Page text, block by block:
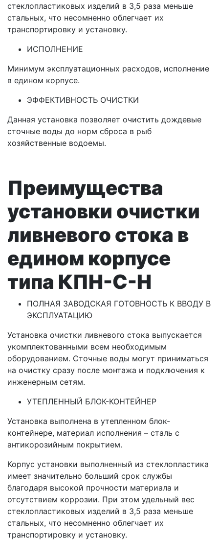
стеклопластиковых изделий в 3,5 раза меньше
стальных, что несомненно облегчает их
транспортировку и установку.
ИСПОЛНЕНИЕ
Минимум эксплуатационных расходов, исполнение
в едином корпусе.
ЭФФЕКТИВНОСТЬ ОЧИСТКИ
Данная установка позволяет очистить дождевые
сточные воды до норм сброса в рыб
хозяйственные водоемы.
Преимущества
установки очистки
ливневого стока в
едином корпусе
типа КПН-С-Н
ПОЛНАЯ ЗАВОДСКАЯ ГОТОВНОСТЬ К ВВОДУ В
ЭКСПЛУАТАЦИЮ
Установка очистки ливневого стока выпускается
укомплектованными всем необходимым
оборудованием. Сточные воды могут приниматься
на очистку сразу после монтажа и подключения к
инженерным сетям.
УТЕПЛЕННЫЙ БЛОК-КОНТЕЙНЕР
Установка выполнена в утепленном блок-
контейнере, материал исполнения – сталь с
антикорозийным покрытием.
Корпус установки выполненный из стеклопластика
имеет значительно больший срок службы
благодаря высокой прочности материала и
отсутствием коррозии. При этом удельный вес
стеклопластиковых изделий в 3,5 раза меньше
стальных, что несомненно облегчает их
транспортировку и установку.